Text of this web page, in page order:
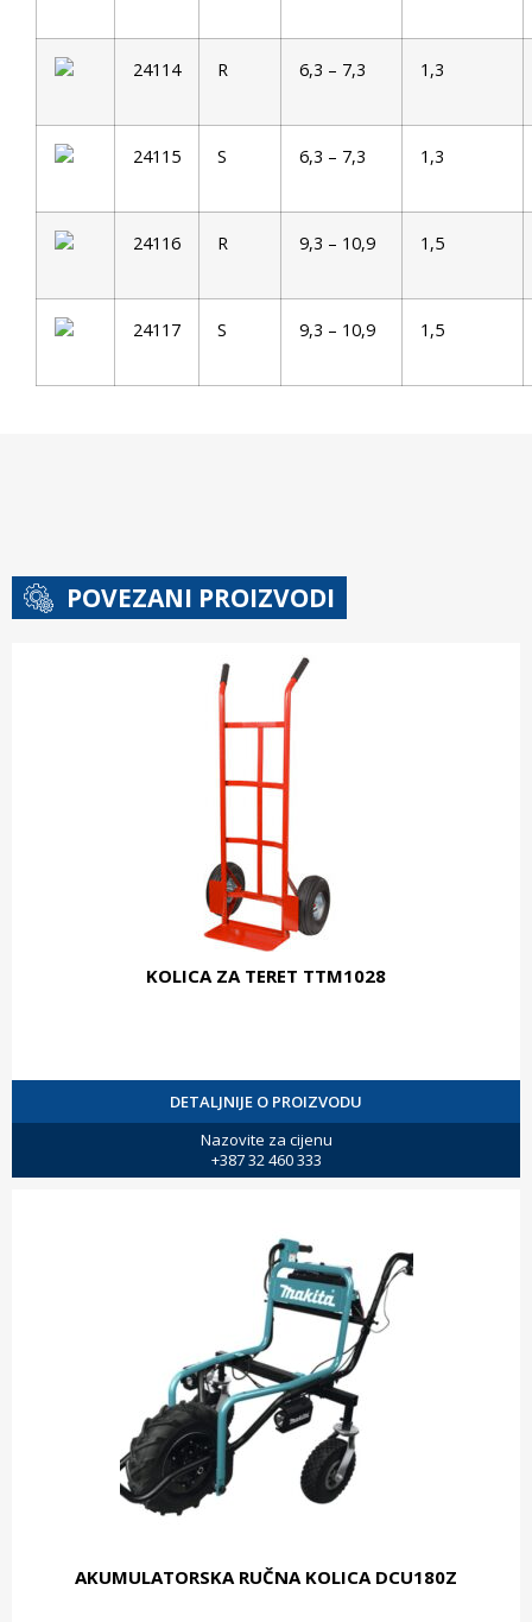
24114 R 6,3 – 7,3 1,3
24115 S 6,3 – 7,3 1,3
24116 R 9,3 – 10,9 1,5
24117 S 9,3 – 10,9 1,5
POVEZANI PROIZVODI
KOLICA ZA TERET TTM1028
DETALJNIJE O PROIZVODU
Nazovite za cijenu
+387 32 460 333
AKUMULATORSKA RUČNA KOLICA DCU180Z